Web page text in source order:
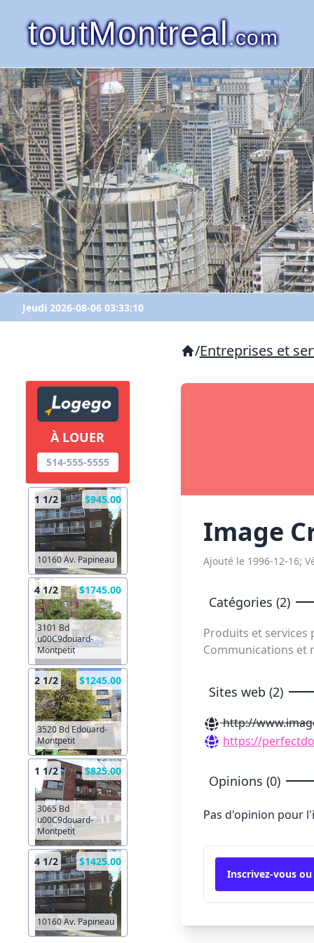
toutMontreal.com
Jeudi 2026-08-06 03:33:10
À LOUER
514-555-5555
1 1/2 $945.00
10160 Av. Papineau
4 1/2 $1745.00
3101 Bd
u00C9douard-
Montpetit
2 1/2 $1245.00
3520 Bd Edouard-
Montpetit
1 1/2 $825.00
3065 Bd
u00C9douard-
Montpetit
4 1/2 $1425.00
10160 Av. Papineau
/Entreprises et
Image
Ajouté le 1996-12-16;
Catégories (2)
Produits et services
Communications et
Sites web (2)
http://
https://
Opinions (0)
Pas d'opinion pour
Inscrivez-vous